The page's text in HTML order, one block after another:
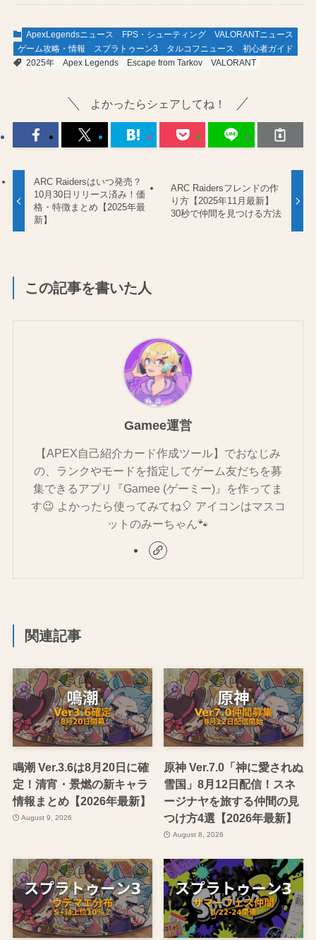
ApexLegendsニュース FPS・シューティング
VALORANTニュース
ゲーム攻略・情報
スプラトゥーン3 タルコフニュース
初心者ガイド
2025年
Apex Legends Escape from Tarkov VALORANT
よかったらシェアしてね！
ARC Raidersはいつ発売？
10月30日リリース済み！価
格・特徴まとめ【2025年最
新】
ARC Raidersフレンドの作
り方【2025年11月最新】
30秒で仲間を見つける方法
この記事を書いた人
Gamee運営
【APEX自己紹介カード作成ツール】でおなじみ
の、ランクやモードを指定してゲーム友だちを募
集できるアプリ『Gamee (ゲーミー)』を作ってま
す😉 よかったら使ってみてね🎈 アイコンはマスコ
ットのみーちゃん🐾
関連記事
鳴潮 Ver.3.6は8月20日に確
定！清宵・景燃の新キャラ
情報まとめ【2026年最新】
August 9, 2026
原神 Ver.7.0「神に愛されぬ
雪国」8月12日配信！スネ
ージナヤを旅する仲間の見
つけ方4選【2026年最新】
August 8, 2026